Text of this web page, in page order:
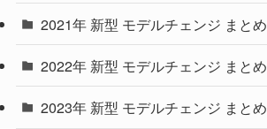
(10)
(9)
(22)
2021年 新型 モデルチェンジ まとめ
2022年 新型 モデルチェンジ まとめ
2023年 新型 モデルチェンジ まとめ